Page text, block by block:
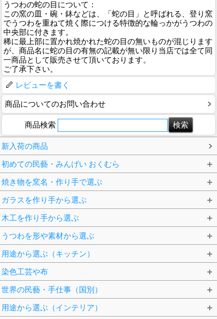
うつわの蛇の目について：
この窯の皿・碗・鉢などは、「蛇の目」と呼ばれる、登り窯
でうつわを重ねて焼く際につける特徴的な輪っかがうつわの
中央部に付きます。
稀に最上部に置かれ焼かれた蛇の目の無いものが混じります
が、商品名に蛇の目の有無の記載が無い限り当店では全て同
一商品として販売させて頂いております。
ご了承下さい。
レビューを書く
商品についてのお問い合わせ
商品検索
新入荷の商品
初めての民藝・みんげい おくむら
焼き物を窯名・作り手で選ぶ
ガラスを作り手から選ぶ
木工を作り手から選ぶ
うつわを形や素材から選ぶ
用途から選ぶ（キッチン）
染色工芸や布
世界の民藝・手仕事（国別）
用途から選ぶ（インテリア）